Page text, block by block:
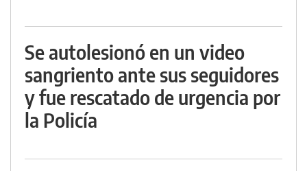
Se autolesionó en un video
sangriento ante sus seguidores
y fue rescatado de urgencia por
la Policía